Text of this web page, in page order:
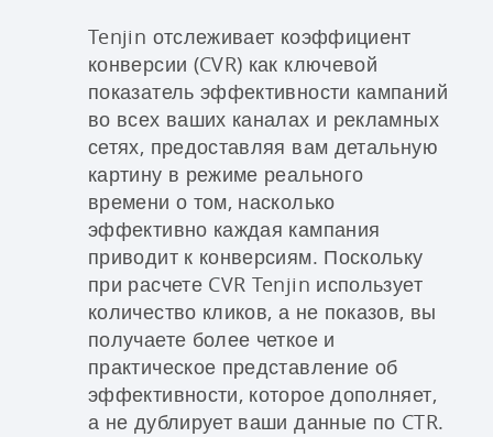
Tenjin отслеживает коэффициент
конверсии (CVR) как ключевой
показатель эффективности кампаний
во всех ваших каналах и рекламных
сетях, предоставляя вам детальную
картину в режиме реального
времени о том, насколько
эффективно каждая кампания
приводит к конверсиям. Поскольку
при расчете CVR Tenjin использует
количество кликов, а не показов, вы
получаете более четкое и
практическое представление об
эффективности, которое дополняет,
а не дублирует ваши данные по CTR.